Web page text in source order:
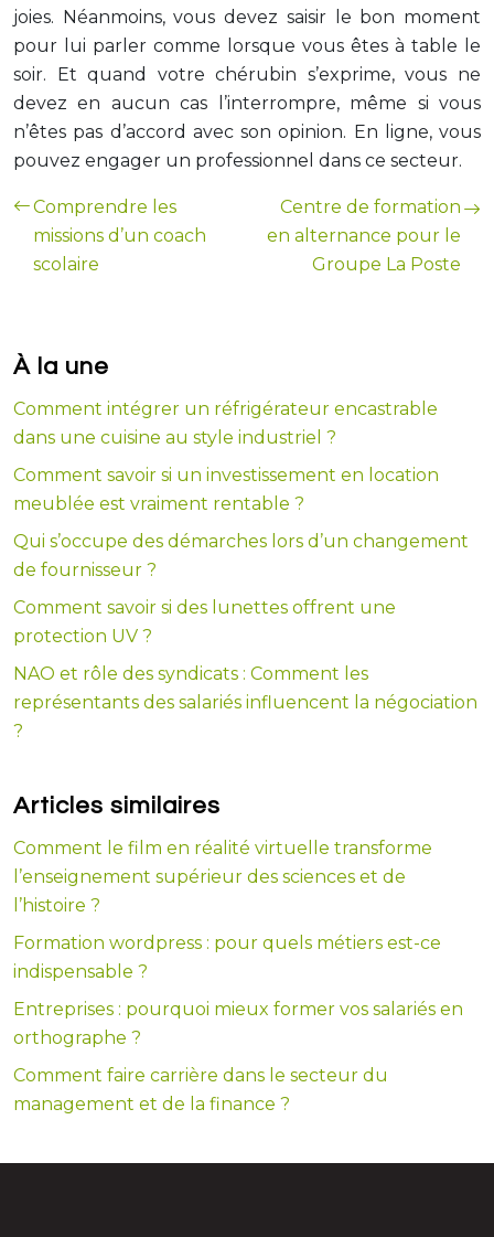
joies. Néanmoins, vous devez saisir le bon moment
pour lui parler comme lorsque vous êtes à table le
soir. Et quand votre chérubin s’exprime, vous ne
devez en aucun cas l’interrompre, même si vous
n’êtes pas d’accord avec son opinion. En ligne, vous
pouvez engager un professionnel dans ce secteur.
Comprendre les
missions d’un coach
scolaire
Centre de formation
en alternance pour le
Groupe La Poste
À la une
Comment intégrer un réfrigérateur encastrable
dans une cuisine au style industriel ?
Comment savoir si un investissement en location
meublée est vraiment rentable ?
Qui s’occupe des démarches lors d’un changement
de fournisseur ?
Comment savoir si des lunettes offrent une
protection UV ?
NAO et rôle des syndicats : Comment les
représentants des salariés influencent la négociation
?
Articles similaires
Comment le film en réalité virtuelle transforme
l’enseignement supérieur des sciences et de
l’histoire ?
Formation wordpress : pour quels métiers est-ce
indispensable ?
Entreprises : pourquoi mieux former vos salariés en
orthographe ?
Comment faire carrière dans le secteur du
management et de la finance ?